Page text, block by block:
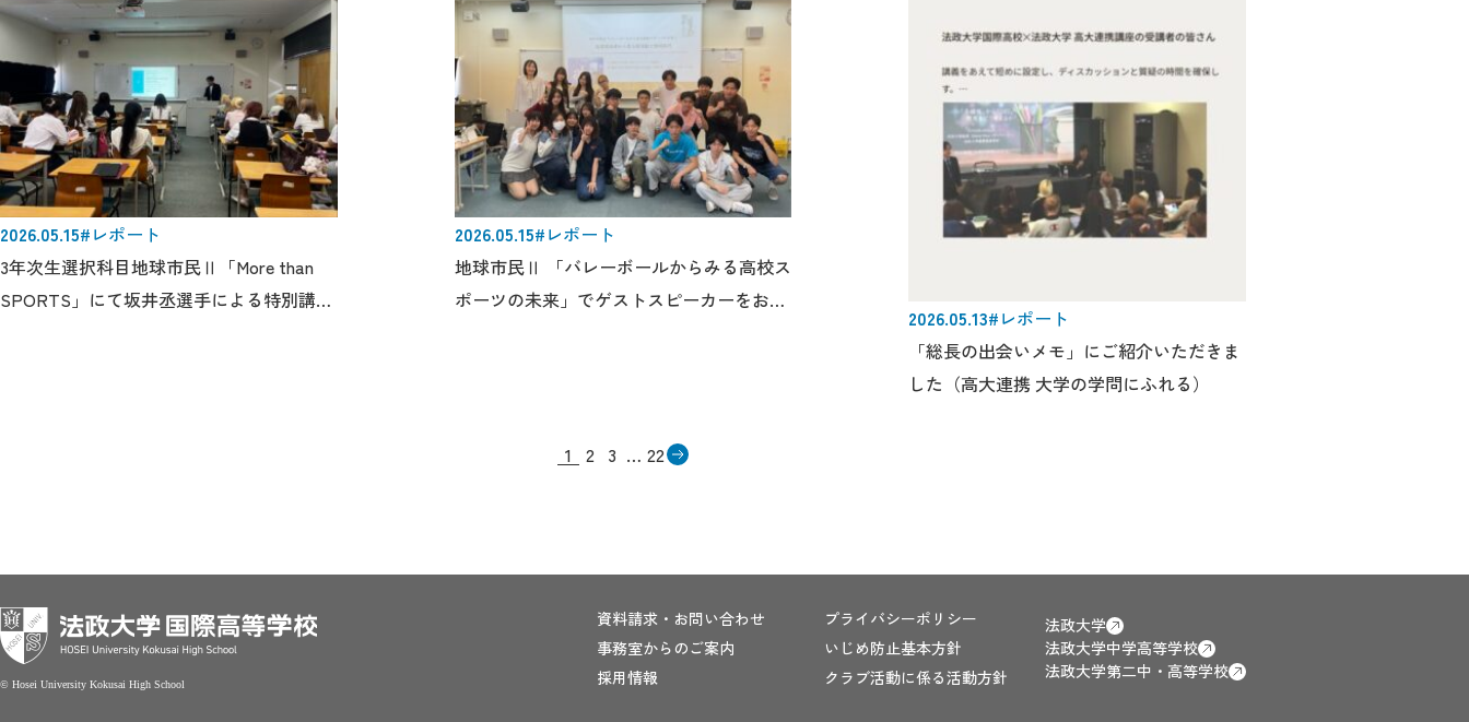
2026.05.15#レポート
3年次生選択科目地球市民Ⅱ「More than
SPORTS」にて坂井丞選手による特別講演
2026.05.15#レポート
地球市民Ⅱ 「バレーボールからみる高校ス
ポーツの未来」でゲストスピーカーをお招
2026.05.13#レポート
「総長の出会いメモ」にご紹介いただきま
した（高大連携 大学の学問にふれる）
1 2 3 … 22
© Hosei University Kokusai High School
資料請求・お問い合わせ
事務室からのご案内
採用情報
プライバシーポリシー
いじめ防止基本方針
クラブ活動に係る活動方針
法政大学
法政大学中学高等学校
法政大学第二中・高等学校